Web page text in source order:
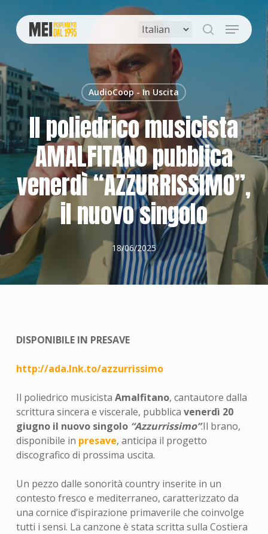
main
search
Menu
AudioCoop - In Uscita
Il poliedrico musicista
AMALFITANO pubblica
venerdì “AZZURRISSIMO”,
il nuovo singolo
18/06/2025
DISPONIBILE IN PRESAVE
http://ada.lnk.to/azzurrissimo
Il poliedrico musicista Amalfitano, cantautore dalla
scrittura sincera e viscerale, pubblica venerdì 20
giugno il nuovo singolo “Azzurrissimo”.Il brano,
disponibile in presave, anticipa il progetto
discografico di prossima uscita.
Un pezzo dalle sonorità country inserite in un
contesto fresco e mediterraneo, caratterizzato da
una cornice d’ispirazione primaverile che coinvolge
tutti i sensi. La canzone è stata scritta sulla Costiera